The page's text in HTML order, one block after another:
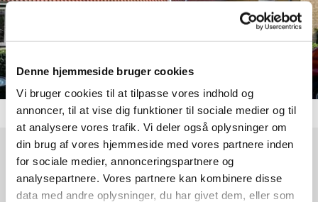
Denne hjemmeside bruger cookies
Vi bruger cookies til at tilpasse vores indhold og
annoncer, til at vise dig funktioner til sociale medier og til
at analysere vores trafik. Vi deler også oplysninger om
din brug af vores hjemmeside med vores partnere inden
for sociale medier, annonceringspartnere og
analysepartnere. Vores partnere kan kombinere disse
data med andre oplysninger, du har givet dem, eller som
Onsdag 27. januar 2027, kl. 19:30 -
21:00